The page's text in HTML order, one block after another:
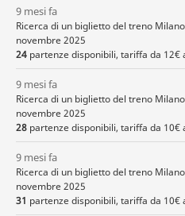
9 mesi fa
Ricerca di un biglietto del treno
novembre 2025
24 partenze disponibili, tariffa da 12€
9 mesi fa
Ricerca di un biglietto del treno
novembre 2025
28 partenze disponibili, tariffa da 10€
9 mesi fa
Ricerca di un biglietto del treno
novembre 2025
31 partenze disponibili, tariffa da 10€